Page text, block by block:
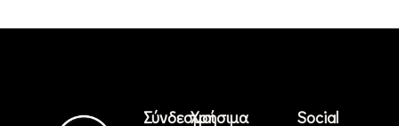
ΣύνδεσμοιΧρήσιμα Social